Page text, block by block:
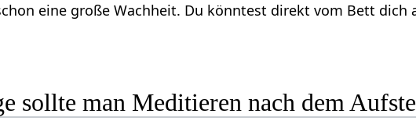
eine große Wachheit. Du könntest direkt vom Bett dich
sollte man Meditieren nach dem